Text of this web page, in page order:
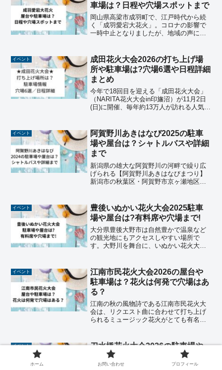
車場は？日程や穴場スポットまで
岡山県高梁市成羽町で、江戸時代から続
く「成羽愛宕大花火」。コロナの影響で
一時中止となりましたが、地域の声に支
夏を代表する一大イベントとして賑わい
を取り戻しています。ゆっ...
イベント
成田花火大会2026の打ち上げ場
所や駐車場は?穴場6選や日程詳細
まとめ
今年で18回目を迎える「成田花火大会」
（NARITA花火大会in印旛沼）が11月2日
(日)に開催、毎年約13万人が訪れる人気の
してドローンが一体となった...
イベント
阿賀野川あきはなび2025の駐車
場や屋台は？シャトルバスや詳細
まで
新潟県の雄大な阿賀野川の河畔で繰り広
げられる【阿賀野川あきはなびまつり】
新潟市の秋葉区・阿賀野市京ヶ瀬地区・
トサウナ、いろいろなイベントの他、フ
ィナーレでは秋の夜空に彩...
イベント
豊後いぬかい花火大会2025駐車
場や屋台は?有料席や穴場まで!
大分県豊後大野市は自然豊かで温泉など
の観光地にもアクセスしやすい場所で
す。大野川を舞台に、いぬかい花火大会
創造花火の他、特産物を形どられた【し
いたけ花火】も有名です...
イベント
江南市民花火大会2026の屋台や
駐車場は？花火は何発で穴場はあ
る？
江南の秋の風物詩である江南市民花火大
会は、リクエスト曲に合わせて打ち上げ
られるミュージック花火がとても有名で
だ夜空に綺麗な花火が打ち上げられる、
江南市民花火大会について...
イベント
刀水橋花火大会2026の駐車場や
屋台は？場所や日程に穴場まで！
2023年に初の開催となった「第1回 刀水
ホーム お問い合わせ プロフィール